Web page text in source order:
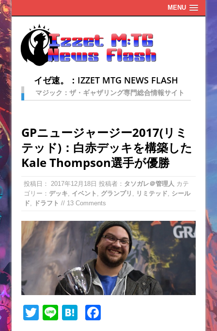
MENU
イゼ速。：IZZET MTG NEWS FLASH
マジック：ザ・ギャザリング専門総合情報サイト
GPニュージャージー2017(リミ
テッド)：白赤デッキを構築した
Kale Thompson選手が優勝
投稿日： 2017年12月18日 投稿者： タソガレ＠管理人 カテ
ゴリー： デッキ イベント グランプリ リミテッド
シール
ド
ドラフト // 13 Comments
T
Li
H